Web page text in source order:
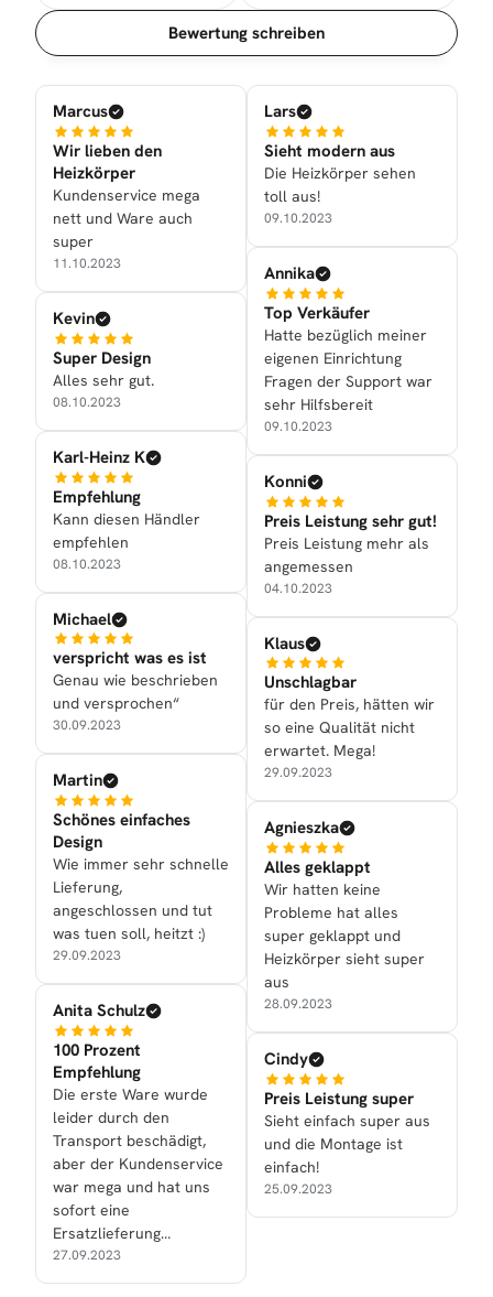
Sortierung
Bewertung schreiben
Marcus
Wir lieben den
Heizkörper
Kundenservice mega
nett und Ware auch
super
11.10.2023
Kevin
Super Design
Alles sehr gut.
08.10.2023
Karl-Heinz K
Empfehlung
Kann diesen Händler
empfehlen
08.10.2023
Michael
verspricht was es ist
Genau wie beschrieben
und versprochen“
30.09.2023
Martin
Schönes einfaches
Design
Wie immer sehr schnelle
Lieferung,
angeschlossen und tut
was tuen soll, heitzt :)
29.09.2023
Anita Schulz
100 Prozent
Empfehlung
Die erste Ware wurde
leider durch den
Transport beschädigt,
aber der Kundenservice
war mega und hat uns
sofort eine
Ersatzlieferung
zukommen lassen.
27.09.2023
Lars
Sieht modern aus
Die Heizkörper sehen
toll aus!
09.10.2023
Annika
Top Verkäufer
Hatte bezüglich meiner
eigenen Einrichtung
Fragen der Support war
sehr Hilfsbereit
09.10.2023
Konni
Preis Leistung sehr gut!
Preis Leistung mehr als
angemessen
04.10.2023
Klaus
Unschlagbar
für den Preis, hätten wir
so eine Qualität nicht
erwartet. Mega!
29.09.2023
Agnieszka
Alles geklappt
Wir hatten keine
Probleme hat alles
super geklappt und
Heizkörper sieht super
aus
28.09.2023
Cindy
Preis Leistung super
Sieht einfach super aus
und die Montage ist
einfach!
25.09.2023